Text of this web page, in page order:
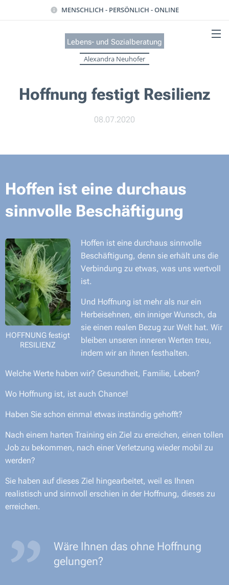
MENSCHLICH - PERSÖNLICH - ONLINE
Lebens- und Sozialberatung
Alexandra Neuhofer
Hoffnung festigt Resilienz
08.07.2020
Hoffen ist eine durchaus
sinnvolle Beschäftigung
HOFFNUNG festigt
RESILIENZ
Hoffen ist eine durchaus sinnvolle
Beschäftigung, denn sie erhält uns die
Verbindung zu etwas, was uns wertvoll
ist.
Und Hoffnung ist mehr als nur ein
Herbeisehnen, ein inniger Wunsch, da
sie einen realen Bezug zur Welt hat. Wir
bleiben unseren inneren Werten treu,
indem wir an ihnen festhalten.
Welche Werte haben wir? Gesundheit, Familie, Leben?
Wo Hoffnung ist, ist auch Chance!
Haben Sie schon einmal etwas inständig gehofft?
Nach einem harten Training ein Ziel zu erreichen, einen tollen
Job zu bekommen, nach einer Verletzung wieder mobil zu
werden?
Sie haben auf dieses Ziel hingearbeitet, weil es Ihnen
realistisch und sinnvoll erschien in der Hoffnung, dieses zu
erreichen.
Wäre Ihnen das ohne Hoffnung
gelungen?